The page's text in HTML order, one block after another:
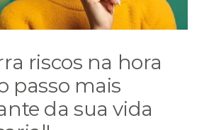
riscos na hora
passo mais
da sua vida